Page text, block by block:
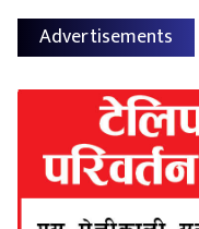
Advertisements